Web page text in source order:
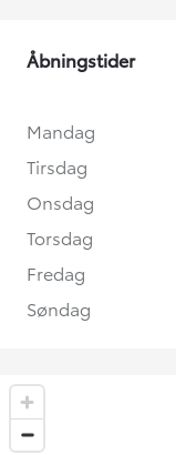
Åbningstider
Mandag
Tirsdag
Onsdag
Torsdag
Fredag
Søndag